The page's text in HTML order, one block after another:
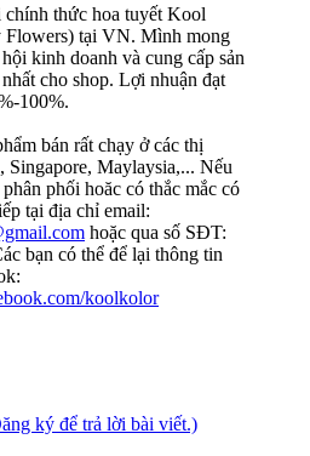
chính thức hoa tuyết Kool
Flowers) tại VN. Mình mong
kinh doanh và cung cấp sản
cho shop. Lợi nhuận đạt
100%.
bán rất chạy ở các thị
Singapore, Maylaysia,... Nếu
phối hoăc có thắc mắc có
tại địa chỉ email:
hoặc qua số SĐT:
bạn có thể để lại thông tin
koolkolor
ký để trả lời bài viết.)